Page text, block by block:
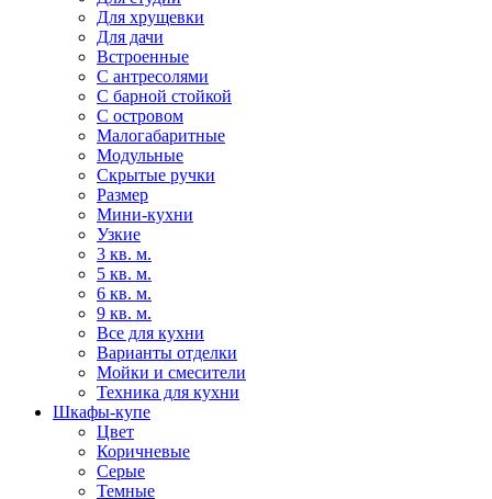
Для хрущевки
Для дачи
Встроенные
С антресолями
С барной стойкой
С островом
Малогабаритные
Модульные
Скрытые ручки
Размер
Мини-кухни
Узкие
3 кв. м.
5 кв. м.
6 кв. м.
9 кв. м.
Все для кухни
Варианты отделки
Мойки и смесители
Техника для кухни
Шкафы-купе
Цвет
Коричневые
Серые
Темные